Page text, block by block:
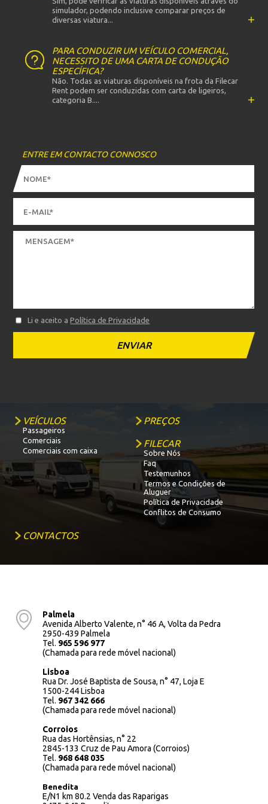
simulador, podendo inclusive comparar preços de
diversas viatura...
PARA CONDUZIR UM VEÍCULO COMERCIAL,
NECESSITO DE UMA CARTA DE CONDUÇÃO
ESPECÍFICA?
Não. Todas as viaturas disponíveis na frota da Filecar
Rent podem ser conduzidas com carta de ligeiros,
categoria B....
ENTRE EM CONTACTO CONNOSCO
Li e aceito aPolítica de Privacidade
VEÍCULOS
Passageiros
Comerciais
Comerciais com caixa
PREÇOS
FILECAR
Sobre Nós
Faq
Testemunhos
Termos e Condições de
Aluguer
Política de Privacidade
Conflitos de Consumo
CONTACTOS
Palmela
Avenida Alberto Valente, n° 46 A, Volta da Pedra
2950-439 Palmela
Tel. 965 596 977
(Chamada para rede móvel nacional)
Lisboa
Rua Dr. José Baptista de Sousa, n° 47, Loja E
1500-244 Lisboa
Tel. 967 342 666
(Chamada para rede móvel nacional)
Corroios
Rua das Hortênsias, n° 22
2845-133 Cruz de Pau Amora (Corroios)
Tel. 968 648 035
(Chamada para rede móvel nacional)
Benedita
E/N1 km 80.2 Venda das Raparigas